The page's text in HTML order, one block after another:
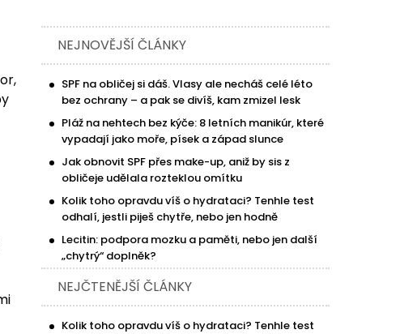
NEJNOVĚJŠÍ ČLÁNKY
SPF na obličej si dáš. Vlasy ale necháš celé léto
bez ochrany – a pak se divíš, kam zmizel lesk
Pláž na nehtech bez kýče: 8 letních manikúr, které
vypadají jako moře, písek a západ slunce
Jak obnovit SPF přes make-up, aniž by sis z
obličeje udělala rozteklou omítku
Kolik toho opravdu víš o hydrataci? Tenhle test
odhalí, jestli piješ chytře, nebo jen hodně
Lecitin: podpora mozku a paměti, nebo jen další
„chytrý“ doplněk?
NEJČTENĚJŠÍ ČLÁNKY
Kolik toho opravdu víš o hydrataci? Tenhle test